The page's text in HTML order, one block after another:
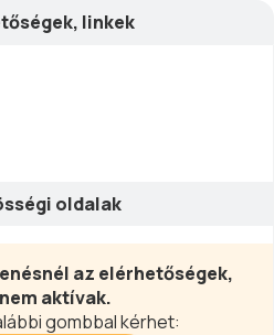
linkek
oldalak
az elérhetőségek,
aktívak.
gombbal kérhet: